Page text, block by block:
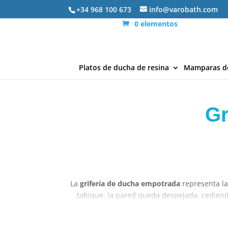
+34 968 100 673 info@varobath.com
0 elementos
Platos de ducha de resina Mamparas
La grifería de ducha empotradarepresenta
tabique, la pared queda despejada,
soluciones